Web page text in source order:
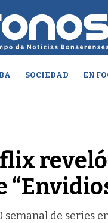
SOCIEDAD EN
de series